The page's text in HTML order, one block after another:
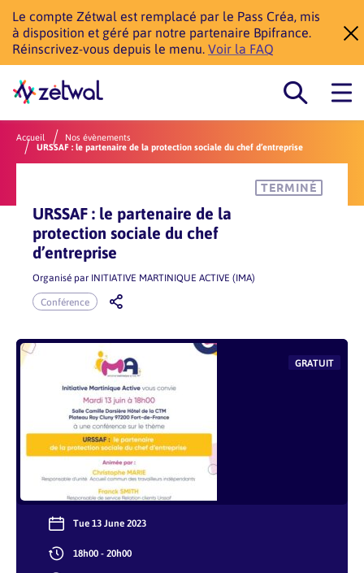
Le compte Zétwal est remplacé par le Pass Créa, mis
à disposition et géré par notre partenaire Bpifrance.
Réinscrivez-vous depuis le menu.Voir la FAQ
Accueil Nos évènements
URSSAF : le partenaire de la protection sociale du chef d’entreprise
URSSAF : le partenaire de la
protection sociale du chef
d’entreprise
Organisé par INITIATIVE MARTINIQUE ACTIVE (IMA)
TERMINÉ
Conférence
GRATUIT
Tue 13 June 2023
18h00 - 20h00